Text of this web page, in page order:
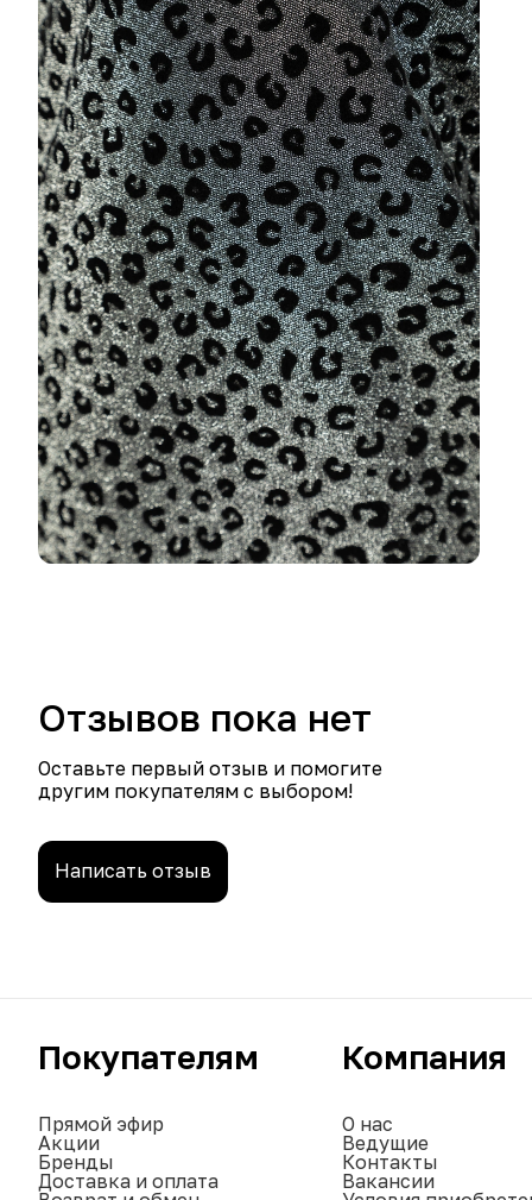
Отзывов пока нет
Оставьте первый отзыв и помогите
другим покупателям с выбором!
Написать отзыв
Покупателям
Прямой эфир
Акции
Бренды
Доставка и оплата
Компания
О нас
Ведущие
Контакты
Вакансии